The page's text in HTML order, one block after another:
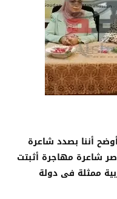
أننا بصدد شاعرة
شاعرة مهاجرة أثبتت
ممثلة فى دولة